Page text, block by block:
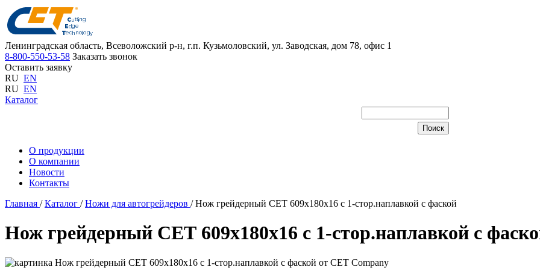
Ленинградская область, Всеволожский р-н, г.п. Кузьмоловский, ул. Заводская, дом 78, офис 1
8-800-550-53-58 Заказать звонок
Оставить заявку
RU EN
RU EN
Каталог
О продукции
О компании
Новости
Контакты
Главная /Каталог /Ножи для автогрейдеров /Нож грейдерный СЕТ 609х180х16 с 1-стор.наплавкой с фаской
Нож грейдерный СЕТ 609х180х16 с 1-стор.наплавкой с